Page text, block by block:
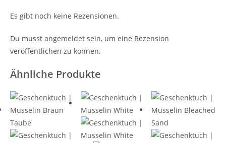
Es gibt noch keine Rezensionen.
Du musst angemeldet sein, um eine Rezension
veröffentlichen zu können.
Ähnliche Produkte